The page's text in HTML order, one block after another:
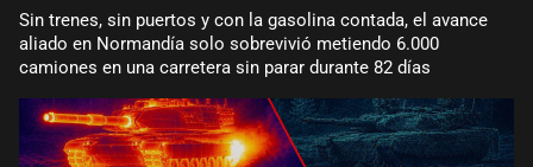
Sin trenes, sin puertos y con la gasolina contada, el avance
aliado en Normandía solo sobrevivió metiendo 6.000
camiones en una carretera sin parar durante 82 días